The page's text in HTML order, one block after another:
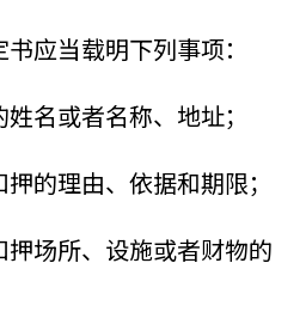
当载明下列事项：
或者名称、地址；
理由、依据和期限；
场所、设施或者财物的